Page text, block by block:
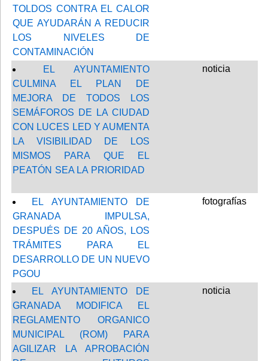
TOLDOS CONTRA EL CALOR
QUE AYUDARÁN A REDUCIR
LOS NIVELES DE
CONTAMINACIÓN
EL AYUNTAMIENTO
CULMINA EL PLAN DE
MEJORA DE TODOS LOS
SEMÁFOROS DE LA CIUDAD
CON LUCES LED Y AUMENTA
LA VISIBILIDAD DE LOS
MISMOS PARA QUE EL
PEATÓN SEA LA PRIORIDAD
noticia
EL AYUNTAMIENTO DE
GRANADA IMPULSA,
DESPUÉS DE 20 AÑOS, LOS
TRÁMITES PARA EL
DESARROLLO DE UN NUEVO
PGOU
fotografías
EL AYUNTAMIENTO DE
GRANADA MODIFICA EL
REGLAMENTO ORGANICO
MUNICIPAL (ROM) PARA
AGILIZAR LA APROBACIÓN
noticia